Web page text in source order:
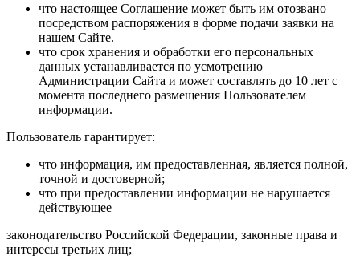
что настоящее Соглашение может быть им отозвано
посредством распоряжения в форме подачи заявки на
нашем Сайте.
что срок хранения и обработки его персональных
данных устанавливается по усмотрению
Администрации Сайта и может составлять до 10 лет с
момента последнего размещения Пользователем
информации.
Пользователь гарантирует:
что информация, им предоставленная, является полной,
точной и достоверной;
что при предоставлении информации не нарушается
действующее
законодательство Российской Федерации, законные права и
интересы третьих лиц;